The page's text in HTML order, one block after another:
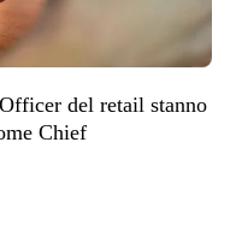
del retail stanno
Chief